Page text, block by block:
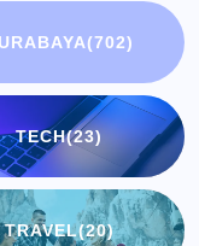
(702)
TECH(23)
TRAVEL(20)